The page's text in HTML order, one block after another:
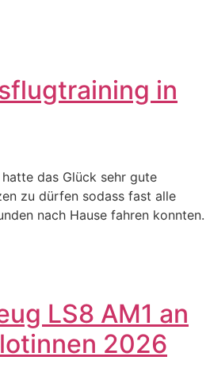
in
das Glück sehr gute
zu dürfen sodass fast alle
nach Hause fahren konnten.
LS8 AM1 an
2026